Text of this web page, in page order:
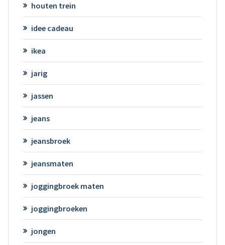
houten trein
idee cadeau
ikea
jarig
jassen
jeans
jeansbroek
jeansmaten
joggingbroek maten
joggingbroeken
jongen